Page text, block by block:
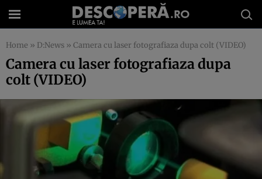
Home » D:News » Camera cu laser fotografiaza dupa colt (VIDEO)
Camera cu laser fotografiaza dupa
colt (VIDEO)